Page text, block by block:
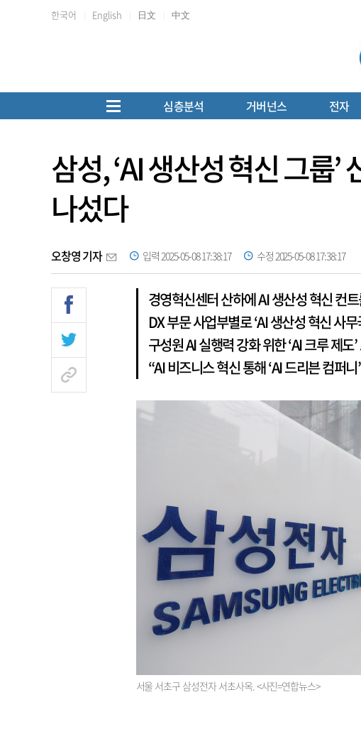
한국어 English 日文 中文
심층분석 거버넌스 전자
삼성, ‘AI 생산성 혁신 그룹
나섰다
오창영 기자 입력 2025-05-08 17:38:17 수정 2025-05-08 17:38:17
경영혁신센터 산하에 AI 생산성 혁신 컨
DX 부문 사업부별로 ‘AI 생산성 혁신 사무
구성원 AI 실행력 강화 위한 ‘AI 크루 제도
“AI 비즈니스 혁신 통해 ‘AI 드리븐 컴퍼니
서울 서초구 삼성전자 서초사옥. <사진=연합뉴스>